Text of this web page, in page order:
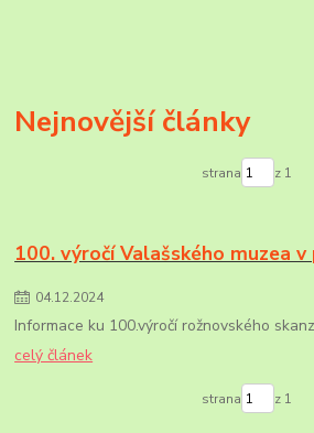
Nejnovější články
strana z 1
100. výročí Valašského muzea
04.12.2024
Informace ku 100.výročí rožnovského
celý článek
strana z 1